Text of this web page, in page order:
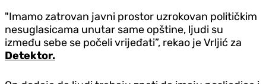
"Imamo zatrovan javni prostor uzrokovan političkim
nesuglasicama unutar same opštine, ljudi su
između sebe se počeli vrijeđati”, rekao je Vrljić za
Detektor.